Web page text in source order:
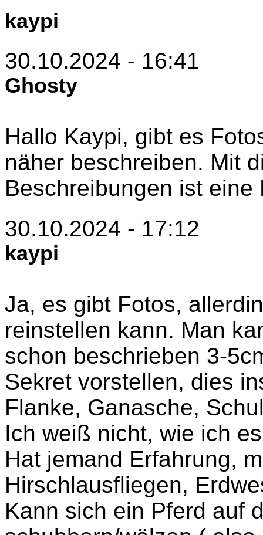
kaypi
30.10.2024 - 16:41
Ghosty
Hallo Kaypi, gibt es
näher beschreiben. Mit
Beschreibungen ist
30.10.2024 - 17:12
kaypi
Ja, es gibt Fotos,
reinstellen kann. Man
schon beschrieben 3-
Sekret vorstellen, dies
Flanke, Ganasche,
Ich weiß nicht, wie ich
Hat jemand Erfahrung,
Hirschlausfliegen,
Kann sich ein Pferd auf